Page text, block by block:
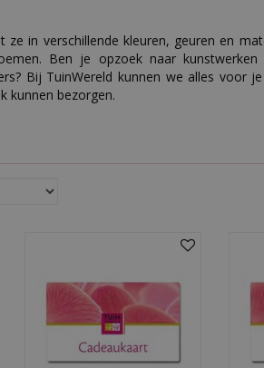
in verschillende kleuren, geuren en
Ben je opzoek naar kunstwerken
Bij TuinWereld kunnen we alles voor
kunnen bezorgen.